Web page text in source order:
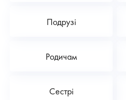
Подрузі
Родичам
Сестрі